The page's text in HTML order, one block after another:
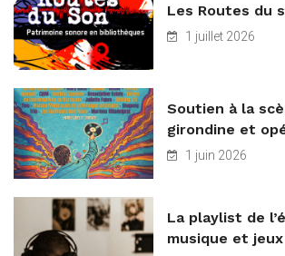
Les Routes du
1 juillet 2026
Soutien à la
girondine et
1 juin 2026
La playlist de
musique et